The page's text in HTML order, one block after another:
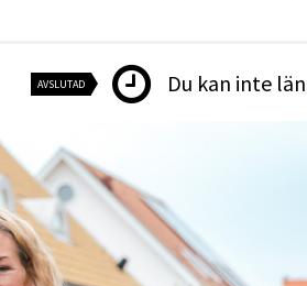
AVSLUTAD Du kan inte